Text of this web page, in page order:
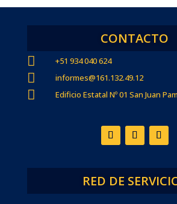
CONTACTO
 +51 934 040 624
 informes@161.132.49.12
 Edificio Estatal Nº 01 San Juan
RED DE